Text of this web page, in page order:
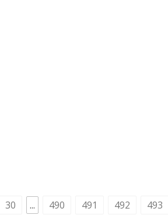
30 ... 490 491 492 493